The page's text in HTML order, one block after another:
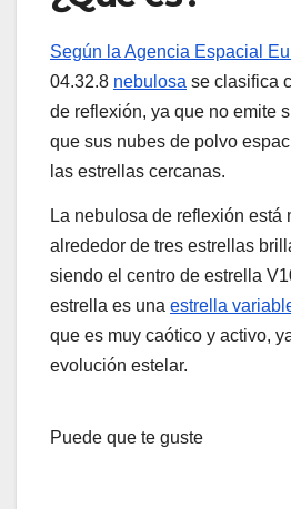
Según la Agencia Espacial
04.32.8 nebulosa se clasifica
de reflexión, ya que no emite
que sus nubes de polvo
las estrellas cercanas.
La nebulosa de reflexión está
alrededor de tres estrellas
siendo el centro de estrella
estrella es una estrella
que es muy caótico y activo,
evolución estelar.
Puede que te guste